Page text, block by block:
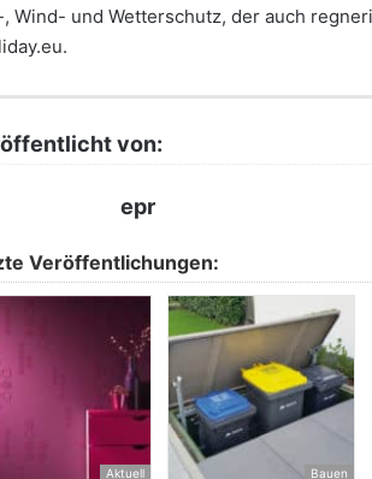
Wind- und Wetterschutz, der auch
von:
epr
Veröffentlichungen:
Aktuell
Bauen